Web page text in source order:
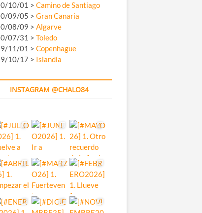
10/01 > Camino de Santiago
09/05 > Gran Canaria
08/09 > Algarve
07/31 > Toledo
11/01 > Copenhague
10/17 > Islandia
INSTAGRAM @CHALO84